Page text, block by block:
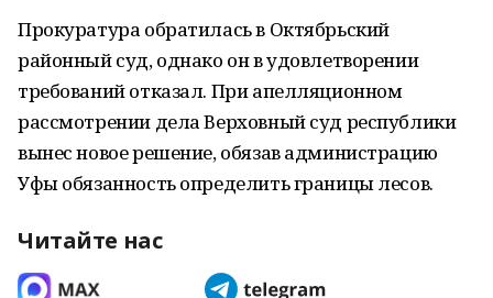
Прокуратура обратилась в Октябрьский
районный суд, однако он в удовлетворении
требований отказал. При апелляционном
рассмотрении дела Верховный суд республики
вынес новое решение, обязав администрацию
Уфы обязанность определить границы лесов.
Читайте нас